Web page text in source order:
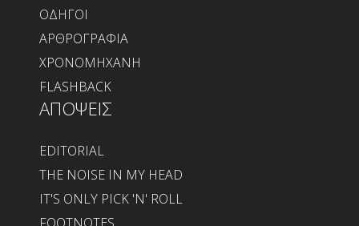
ΟΔΗΓΟΙ
ΑΡΘΡΟΓΡΑΦΙΑ
ΧΡΟΝΟΜΗΧΑΝΗ
FLASHBACK
ΑΠΟΨΕΙΣ
EDITORIAL
THE NOISE IN MY HEAD
IT'S ONLY PICK 'N' ROLL